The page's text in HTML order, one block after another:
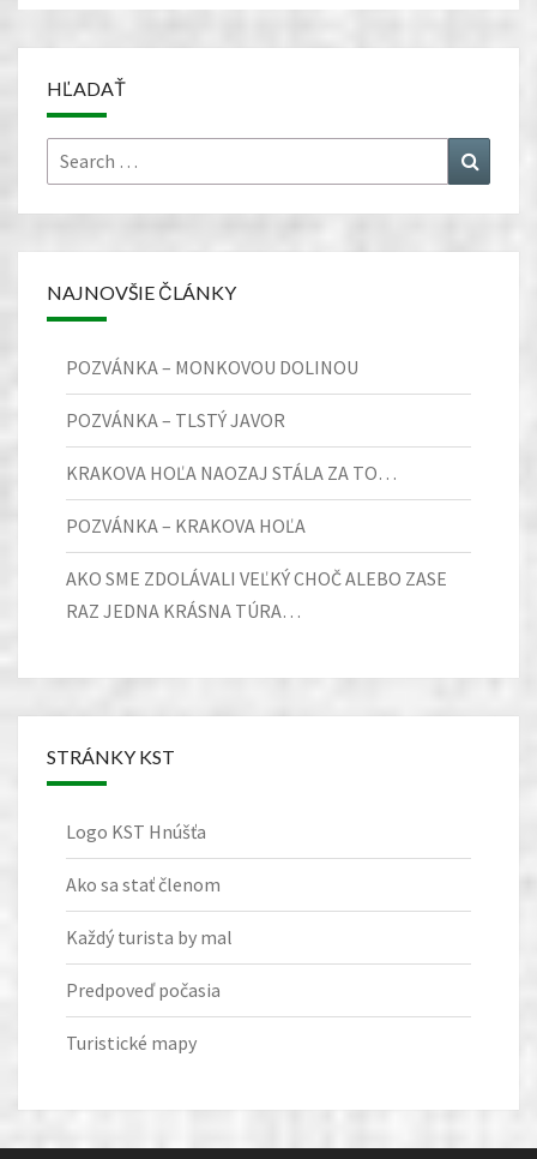
HĽADAŤ
Search
for:
NAJNOVŠIE ČLÁNKY
POZVÁNKA – MONKOVOU DOLINOU
POZVÁNKA – TLSTÝ JAVOR
KRAKOVA HOĽA NAOZAJ STÁLA ZA TO…
POZVÁNKA – KRAKOVA HOĽA
AKO SME ZDOLÁVALI VEĽKÝ CHOČ ALEBO ZASE
RAZ JEDNA KRÁSNA TÚRA…
STRÁNKY KST
Logo KST Hnúšťa
Ako sa stať členom
Každý turista by mal
Predpoveď počasia
Turistické mapy